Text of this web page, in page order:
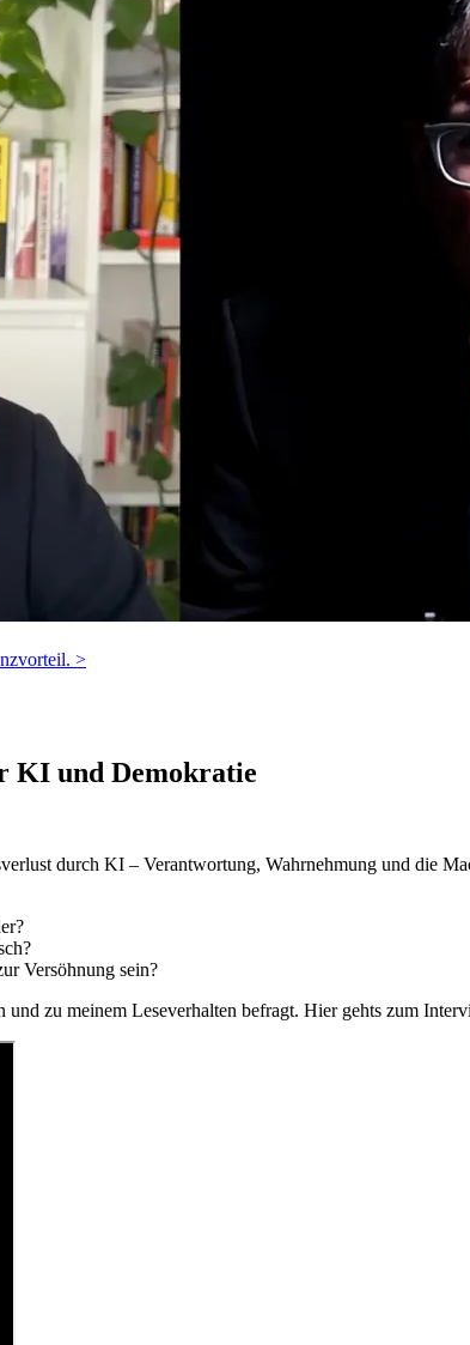
>
KI und Demokratie
durch KI – Verantwortung, Wahrnehmung und die
Versöhnung sein?
und zu meinem Leseverhalten befragt. Hier gehts zum